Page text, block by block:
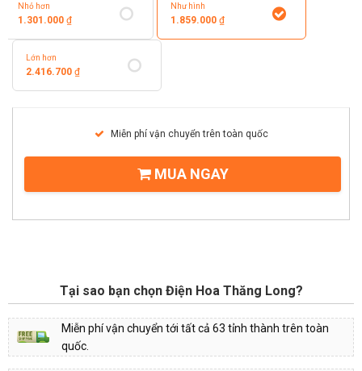
Nhỏ hơn
1.301.000 ₫
Như hình
1.859.000₫
Lớn hơn
2.416.700 ₫
Miễn phí vận chuyển trên toàn quốc
MUA NGAY
Tại sao bạn chọn Điện Hoa Thăng Long?
Miễn phí vận chuyển tới tất cả 63 tỉnh thành trên toàn
quốc.